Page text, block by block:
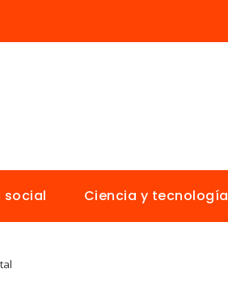
social Ciencia y tecnología